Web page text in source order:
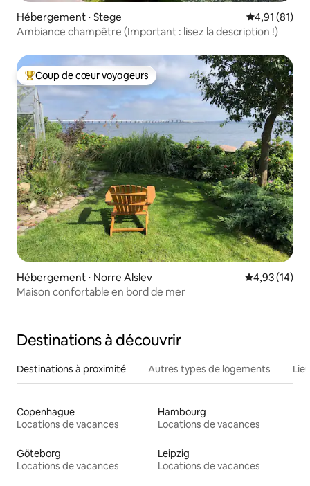
Hébergement ⋅ Stege Évaluation
4,91 (81)
Ambiance champêtre (Important : lisez la description !)
Coups de cœur voyageurs les plus appréciés
Coup de cœur voyageurs
Hébergement ⋅ Norre Alslev Évaluation
4,93 (14)
Maison confortable en bord de mer
Destinations à découvrir
Destinations à proximité Autres types de logements
Copenhague
Locations de vacances
Hambourg
Locations de vacances
Göteborg
Locations de vacances
Leipzig
Locations de vacances